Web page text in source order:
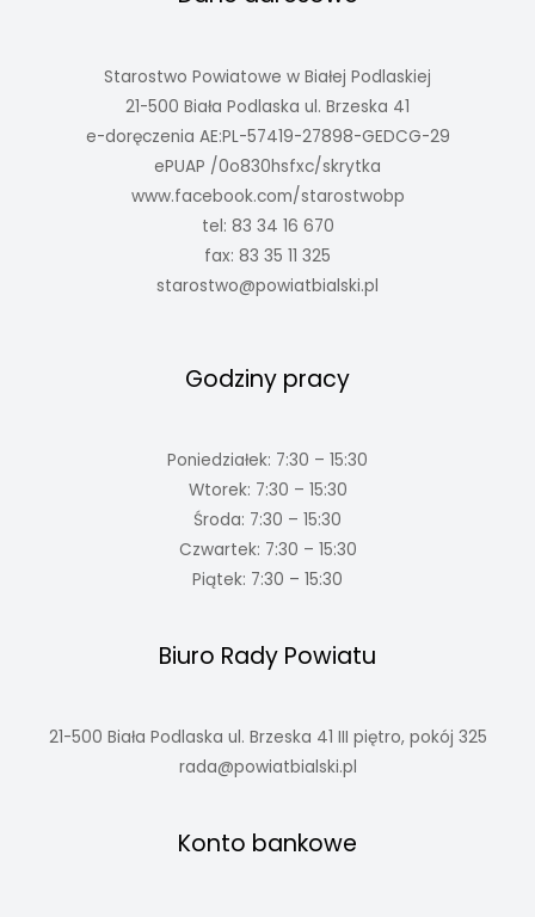
Starostwo Powiatowe w Białej Podlaskiej
21-500 Biała Podlaska ul. Brzeska 41
e-doręczenia AE:PL-57419-27898-GEDCG-29
ePUAP /0o830hsfxc/skrytka
www.facebook.com/starostwobp
tel: 83 34 16 670
fax: 83 35 11 325
starostwo@powiatbialski.pl
Godziny pracy
Poniedziałek: 7:30 – 15:30
Wtorek: 7:30 – 15:30
Środa: 7:30 – 15:30
Czwartek: 7:30 – 15:30
Piątek: 7:30 – 15:30
Biuro Rady Powiatu
21-500 Biała Podlaska ul. Brzeska 41 III piętro, pokój 325
rada@powiatbialski.pl
Konto bankowe